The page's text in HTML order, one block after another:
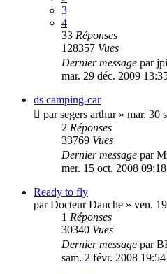
3
4
33 Réponses
128357 Vues
Dernier message par
mar. 29 déc. 2009
ds camping-car
parsegers arthur» mar. 30
2 Réponses
33769 Vues
Dernier message par
mer. 15 oct. 2008 09:18
Ready to fly
parDocteur Danche » ven.
1 Réponses
30340 Vues
Dernier message par
sam. 2 févr. 2008 19:54